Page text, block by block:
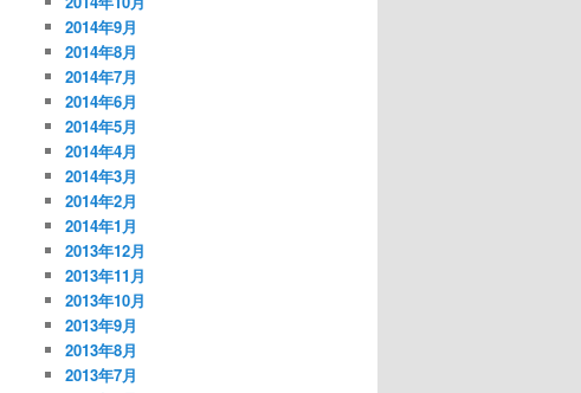
2014年9月
2014年8月
2014年7月
2014年6月
2014年5月
2014年4月
2014年3月
2014年2月
2014年1月
2013年12月
2013年11月
2013年10月
2013年9月
2013年8月
2013年7月